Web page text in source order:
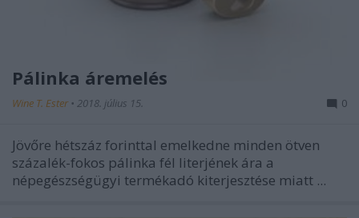
Pálinka áremelés
Wine T. Ester • 2018. július 15. 0
Jövőre hétszáz forinttal emelkedne minden ötven
százalék-fokos pálinka fél literjének ára a
népegészségügyi termékadó kiterjesztése miatt ...